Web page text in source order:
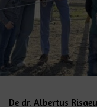
De dr. Albertus